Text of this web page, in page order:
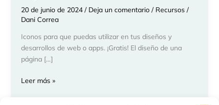
20 de junio de 2024 / Deja un comentario / Recursos/
Dani Correa
Iconos para que puedas utilizar en tus diseños y
desarrollos de web o apps. ¡Gratis! El diseño de una
página […]
Iconos
Leer más »